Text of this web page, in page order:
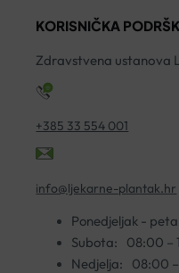
ČIŠĆENJE
200ML
KORISNIČKA
Zdravstvena ustanova
+385 33 554 001
info@ljekarne-plantak.hr
Ponedjeljak -
Subota:
08:00 –
Nedjelja:
08:00